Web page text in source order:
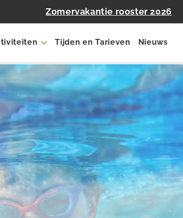
Zomervakantie rooster 2026
Tijden en Tarieven Nieuws